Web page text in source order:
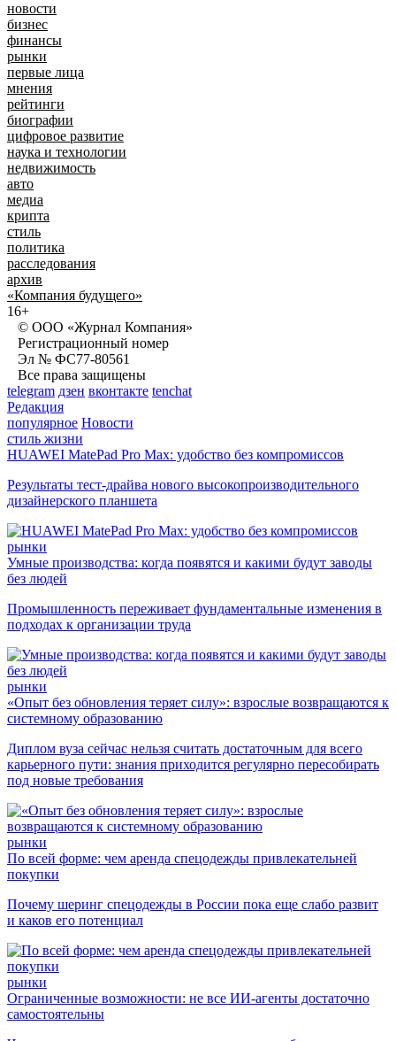
новости
бизнес
финансы
рынки
первые лица
мнения
рейтинги
биографии
цифровое развитие
наука и технологии
недвижимость
авто
медиа
крипта
стиль
политика
расследования
архив
«Компания будущего»
16+
© ООО «Журнал Компания»
Регистрационный номер
Эл № ФС77-80561
Все права защищены
telegram дзен вконтакте tenchat
Редакция
популярное Новости
стиль жизни
HUAWEI MatePad Pro Max: удобство без компромиссов
Результаты тест-драйва нового высокопроизводительного
дизайнерского планшета
рынки
Умные производства: когда появятся и какими будут заводы
без людей
Промышленность переживает фундаментальные изменения в
подходах к организации труда
рынки
«Опыт без обновления теряет силу»: взрослые возвращаются к
системному образованию
Диплом вуза сейчас нельзя считать достаточным для всего
карьерного пути: знания приходится регулярно пересобирать
под новые требования
рынки
По всей форме: чем аренда спецодежды привлекательней
покупки
Почему шеринг спецодежды в России пока еще слабо развит
и каков его потенциал
рынки
Ограниченные возможности: не все ИИ-агенты достаточно
самостоятельны